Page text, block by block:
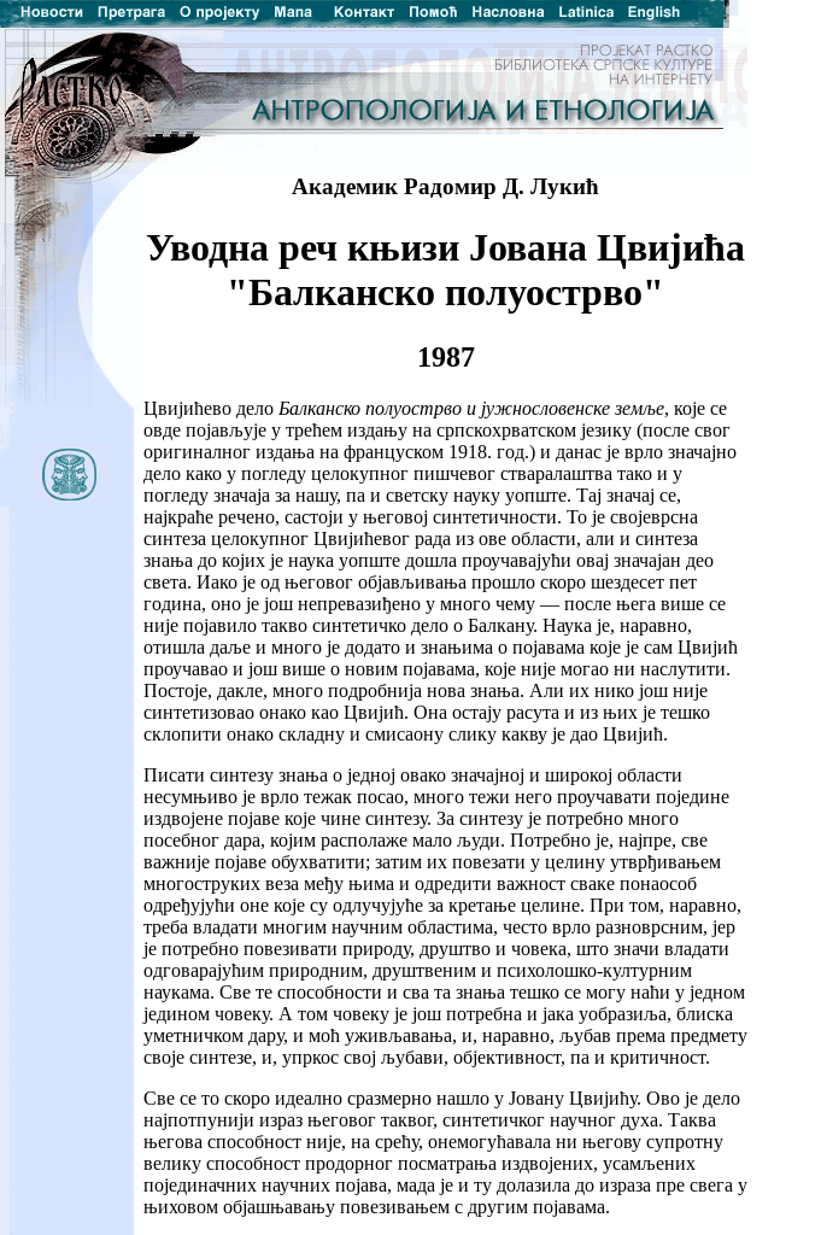
Академик Радомир Д. Лукић
Уводна реч књизи Јована Цвијића
"Балканско полуострво"
1987
Цвијићево дело Балканско полуострво и јужнословенске земље, које се
овде појављује у трећем издању на српскохрватском језику (после свог
оригиналног издања на француском 1918. год.) и данас је врло значајно
дело како у погледу целокупног пишчевог стваралаштва тако и у
погледу значаја за нашу, па и светску науку уопште. Тај значај се,
најкраће речено, састоји у његовој синтетичности. То је својеврсна
синтеза целокупног Цвијићевог рада из ове области, али и синтеза
знања до којих је наука уопште дошла проучавајући овај значајан део
света. Иако је од његовог објављивања прошло скоро шездесет пет
година, оно је још непревазиђено у много чему — после њега више се
није појавило такво синтетичко дело о Балкану. Наука је, наравно,
отишла даље и много је додато и знањима о појавама које је сам Цвијић
проучавао и још више о новим појавама, које није могао ни наслутити.
Постоје, дакле, много подробнија нова знања. Али их нико још није
синтетизовао онако као Цвијић. Она остају расута и из њих је тешко
склопити онако складну и смисаону слику какву је дао Цвијић.
Писати синтезу знања о једној овако значајној и широкој области
несумњиво је врло тежак посао, много тежи него проучавати поједине
издвојене појаве које чине синтезу. За синтезу је потребно много
посебног дара, којим располаже мало људи. Потребно је, најпре, све
важније појаве обухватити; затим их повезати у целину утврђивањем
многоструких веза међу њима и одредити важност сваке понаособ
одређујући оне које су одлучујуће за кретање целине. При том, наравно,
треба владати многим научним областима, често врло разноврсним, јер
је потребно повезивати природу, друштво и човека, што значи владати
одговарајућим природним, друштвеним и психолошко-културним
наукама. Све те способности и сва та знања тешко се могу наћи у једном
једином човеку. А том човеку је још потребна и јака уобразиља, блиска
уметничком дару, и моћ уживљавања, и, наравно, љубав према предмету
своје синтезе, и, упркос свој љубави, објективност, па и критичност.
Све се то скоро идеално сразмерно нашло у Јовану Цвијићу. Ово је дело
најпотпунији израз његовог таквог, синтетичког научног духа. Таква
његова способност није, на срећу, онемогућавала ни његову супротну
велику способност продорног посматрања издвојених, усамљених
појединачних научних појава, мада је и ту долазила до израза пре свега у
њиховом објашњавању повезивањем с другим појавама.